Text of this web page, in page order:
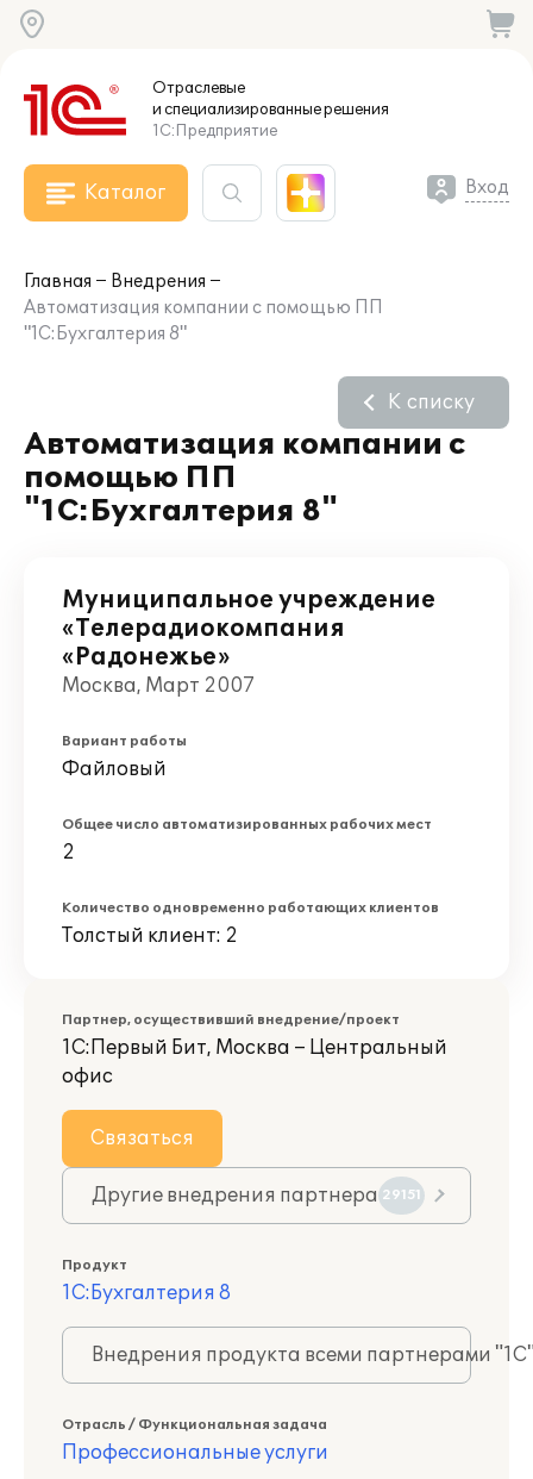
Отраслевые
и специализированныерешения
1С:Предприятие
Каталог Вход
Главная
Внедрения
Автоматизация компании с помощью ПП
"1С:Бухгалтерия 8"
Автоматизация компании с
помощью ПП
"1С:Бухгалтерия 8"
К списку
Муниципальное учреждение
«Телерадиокомпания
«Радонежье»
Москва, Март 2007
Вариант работы
Файловый
Общее число автоматизированных рабочих мест
2
Количество одновременно работающих клиентов
Толстый клиент: 2
Партнер, осуществивший внедрение/проект
1С:Первый Бит, Москва – Центральный
офис
Связаться
Другие внедрения партнера 29151
Продукт
1С:Бухгалтерия 8
Внедрения продукта всеми партнерами
Отрасль / Функциональная задача
Профессиональные услуги